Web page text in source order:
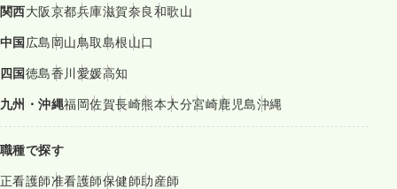
関西大阪京都兵庫滋賀奈良和歌山
中国広島岡山鳥取島根山口
四国徳島香川愛媛高知
九州・沖縄福岡佐賀長崎熊本大分宮崎鹿児島沖縄
職種で探す
正看護師准看護師保健師助産師